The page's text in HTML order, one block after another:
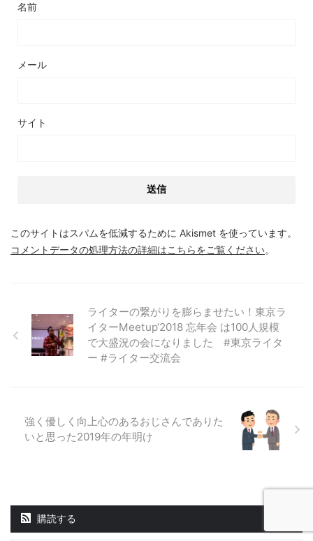
名前
メール
サイト
このサイトはスパムを低減するために Akismet を使っています。
コメントデータの処理方法の詳細はこちらをご覧ください。
ライターの繋がりを膨らませたい！東京ラ
イターMeetup‘2018 忘年会 は100人規模
で大盛況の会になりました #東京ライタ
ー #ライター交流会
強く優しく向上心のあるおじさんでありた
いと思った2019年の年明け
購読する